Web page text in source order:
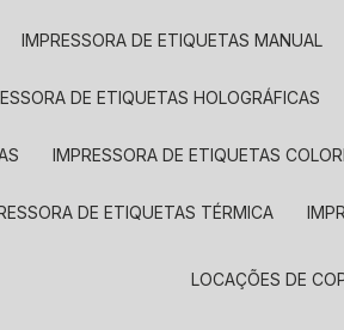
IMPRESSORA DE ETIQUETAS MANUAL
DE ETIQUETAS HOLOGRÁFICAS
IMPRESSORA DE ETIQUETAS
DE ETIQUETAS TÉRMICA
LOCAÇÕES DE